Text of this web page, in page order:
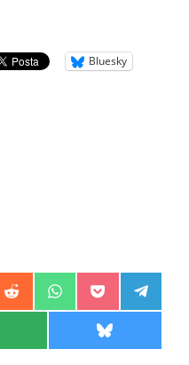
Bluesky
ON
SHARE ON
REDDITSHARE ON
WHATSAPPSHARE ON
POCKET
ON SHARE ON
BLUESKY